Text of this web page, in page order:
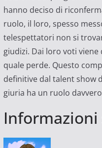
hanno deciso di
ruolo, il loro, spesso
telespettatori non si
giudizi. Dai loro voti viene
quale perde. Questo
definitive dal talent show
giuria ha un ruolo